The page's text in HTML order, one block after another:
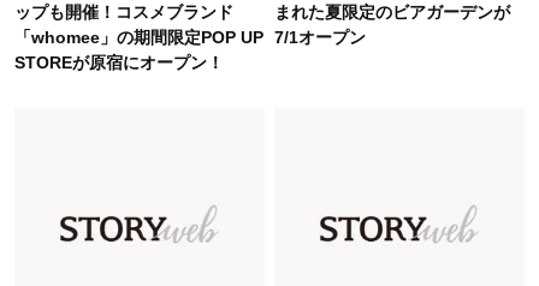
Fashion 2026.7.25
26年夏は「小ぶり」が大流行中！人と被らない
カバーも叶う厳選アイテム〈13選〉
ップも開催！コスメブランド
「whomee」の期間限定POP UP
STOREが原宿にオープン！
まれた夏限定のビアガーデンが
7/1オープン